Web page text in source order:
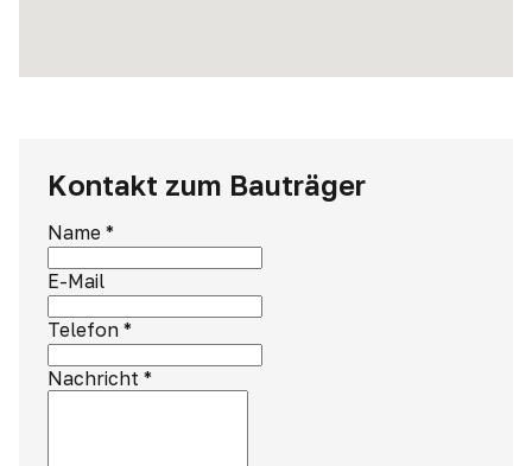
Kontakt zum Bauträger
Name *
E-Mail
Telefon *
Nachricht *